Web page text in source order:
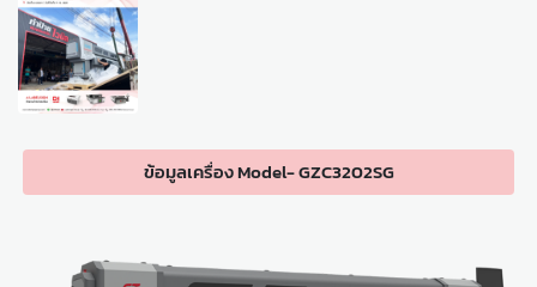
ข้อมูลเครื่อง Model- GZC3202SG